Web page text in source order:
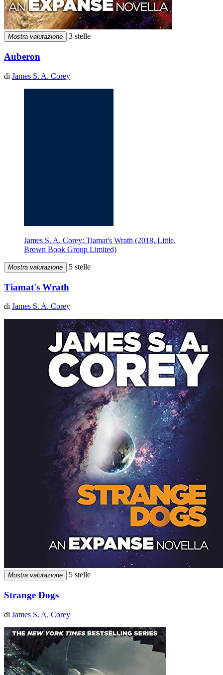
Mostra valutazione 3 stelle
Auberon
di James S. A. Corey
James S. A. Corey: Tiamat's Wrath (2018, Little,
Brown Book Group Limited)
Mostra valutazione 5 stelle
Tiamat's Wrath
di James S. A. Corey
Mostra valutazione 5 stelle
Strange Dogs
di James S. A. Corey